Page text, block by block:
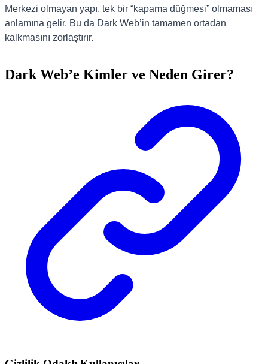
Merkezi olmayan yapı, tek bir “kapama düğmesi” olmaması
anlamına gelir. Bu da Dark Web’in tamamen ortadan
kalkmasını zorlaştırır.
Dark Web’e Kimler ve Neden Girer?